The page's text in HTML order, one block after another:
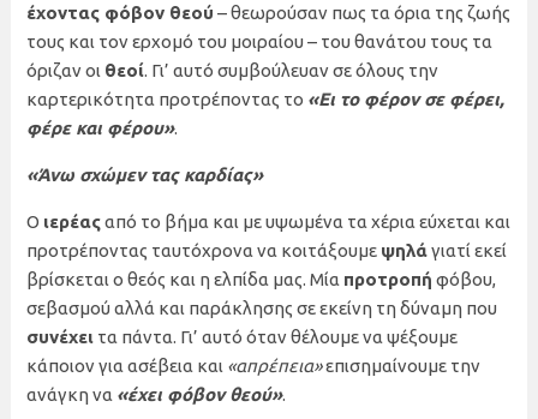
έχοντας φόβον θεού – θεωρούσαν πως τα όρια της ζωής
τους και τον ερχομό του μοιραίου – του θανάτου τους τα
όριζαν οι θεοί. Γι’ αυτό συμβούλευαν σε όλους την
καρτερικότητα προτρέποντας το «Ει το φέρον σε φέρει,
φέρε και φέρου».
«Άνω σχώμεν τας καρδίας»
Ο ιερέαςαπό το βήμα και με υψωμένα τα χέρια εύχεται και
προτρέποντας ταυτόχρονα να κοιτάξουμε ψηλάγιατί εκεί
βρίσκεται ο θεός και η ελπίδα μας. Μία προτροπή φόβου,
σεβασμού αλλά και παράκλησης σε εκείνη τη δύναμη που
συνέχειτα πάντα. Γι’ αυτό όταν θέλουμε να ψέξουμε
κάποιον για ασέβεια και «απρέπεια»επισημαίνουμε την
ανάγκη να «έχει φόβον θεού».